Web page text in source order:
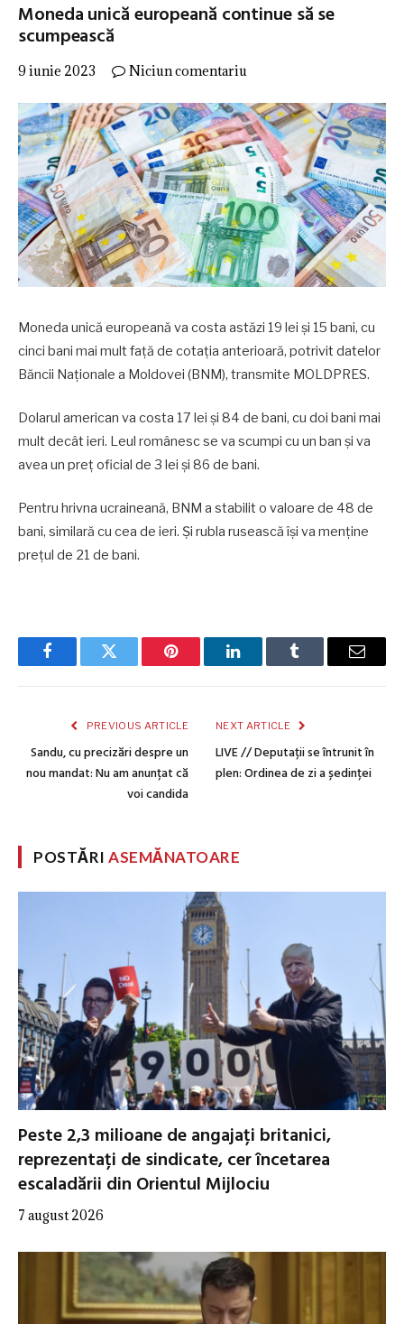
Moneda unică europeană continue să se
scumpească
9 iunie 2023 Niciun comentariu
Moneda unică europeană va costa astăzi 19 lei și 15 bani, cu
cinci bani mai mult față de cotația anterioară, potrivit datelor
Băncii Naționale a Moldovei (BNM), transmite MOLDPRES.
Dolarul american va costa 17 lei și 84 de bani, cu doi bani mai
mult decât ieri. Leul românesc se va scumpi cu un ban și va
avea un preț oficial de 3 lei și 86 de bani.
Pentru hrivna ucraineană, BNM a stabilit o valoare de 48 de
bani, similară cu cea de ieri. Și rubla rusească își va menține
prețul de 21 de bani.
FacebookTwitter Pinterest LinkedInTumblr Email
PREVIOUS ARTICLE
Sandu, cu precizări despre un
nou mandat: Nu am anunțat că
voi candida
NEXT ARTICLE
LIVE // Deputații se întrunit în
plen: Ordinea de zi a ședinței
POSTĂRIASEMĂNATOARE
Peste 2,3 milioane de angajați britanici,
reprezentați de sindicate, cer încetarea
escaladării din Orientul Mijlociu
7 august 2026